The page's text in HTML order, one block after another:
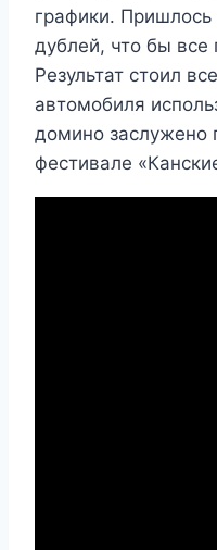
графики.
дублей, что бы все
Результат стоил
автомобиля
домино заслужено
фестивале